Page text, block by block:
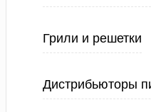
Грили и решетки
Дистрибьюторы